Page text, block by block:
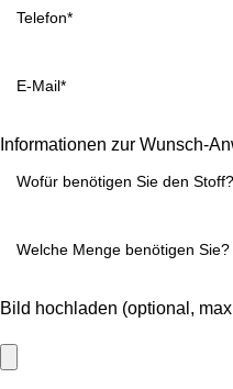
Informationen zur Wunsch-
Bild hochladen (optional,